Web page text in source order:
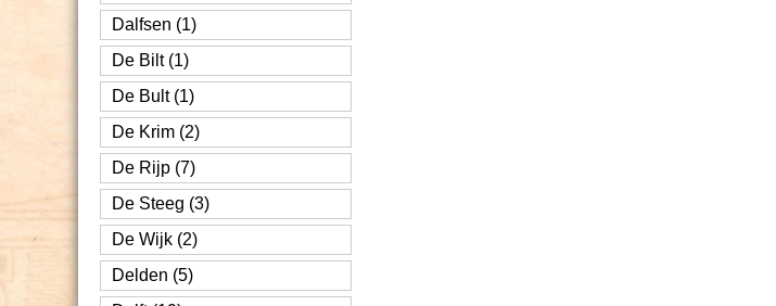
Dalfsen (1)
De Bilt (1)
De Bult (1)
De Krim (2)
De Rijp (7)
De Steeg (3)
De Wijk (2)
Delden (5)